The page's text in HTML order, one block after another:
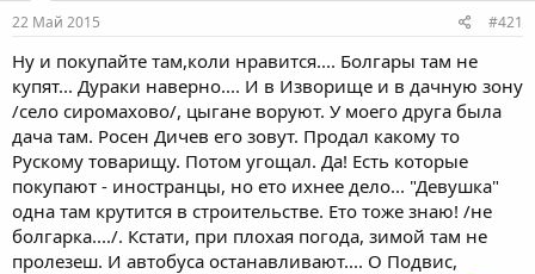
е
м
ы
з
д
а
н
и
я
22 Май 2015 #421
Ну и покупайте там,коли нравится.... Болгары там не
купят... Дураки наверно.... И в Изворище и в дачную зону
/село сиромахово/, цыгане воруют. У моего друга была
дача там. Росен Дичев его зовут. Продал какому то
Рускому товарищу. Потом угощал. Да! Есть которые
покупают - иностранцы, но ето ихнее дело... "Девушка"
одна там крутится в строительстве. Ето тоже знаю! /не
болгарка..../. Кстати, при плохая погода, зимой там не
пролезеш. И автобуса останавливают.... О Подвис,